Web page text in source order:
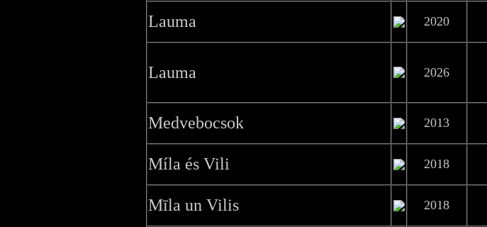
Lauma
2020
Lauma 2026
Medvebocsok 2013
Míla és Vili 2018
Mīla un Vilis 2018